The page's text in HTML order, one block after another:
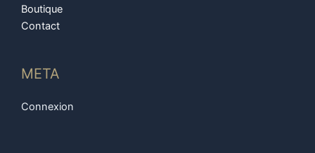
Boutique
Contact
META
Connexion